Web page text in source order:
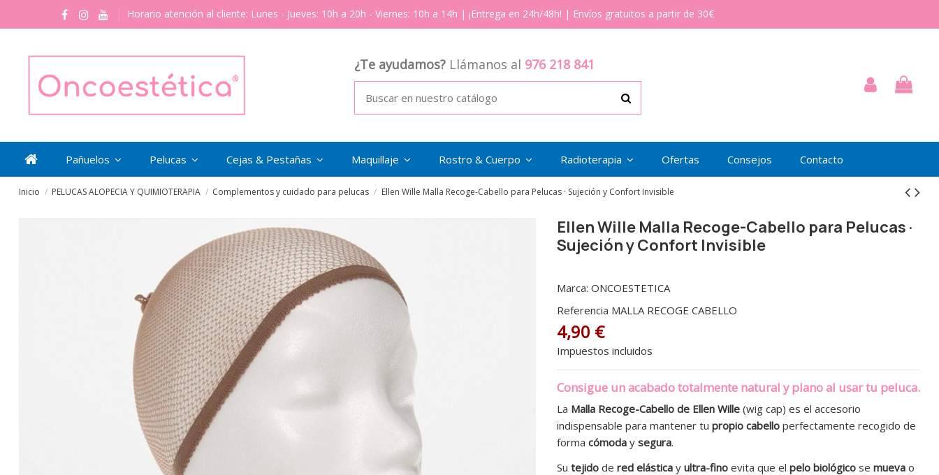
Horario atención al cliente: Lunes - Jueves: 10h a 20h - Viernes: 10h a 14h | ¡Entrega en 24h/48h! | Envíos gratuitos a partir de 30€
¿Te ayudamos? Llámanos al 976 218 841
Pañuelos Pelucas Cejas & Pestañas Maquillaje Rostro & Cuerpo Radioterapia Ofertas Consejos Contacto
Inicio PELUCAS ALOPECIA Y QUIMIOTERAPIA Complementos y cuidado para pelucas Ellen Wille Malla Recoge-Cabello para Pelucas · Sujeción y Confort Invisible
Ellen Wille Malla Recoge-Cabello para Pelucas ·
Sujeción y Confort Invisible
Marca: ONCOESTETICA
Referencia MALLA RECOGE CABELLO
4,90 €
Impuestos incluidos
Consigue un acabado totalmente natural y plano al usar tu peluca.
La Malla Recoge-Cabello de Ellen Wille(wig cap) es el accesorio
indispensable para mantener tu propio cabelloperfectamente recogido de
forma cómoday segura.
Su tejidode red elásticay ultra-finoevita que el pelo biológicose muevao